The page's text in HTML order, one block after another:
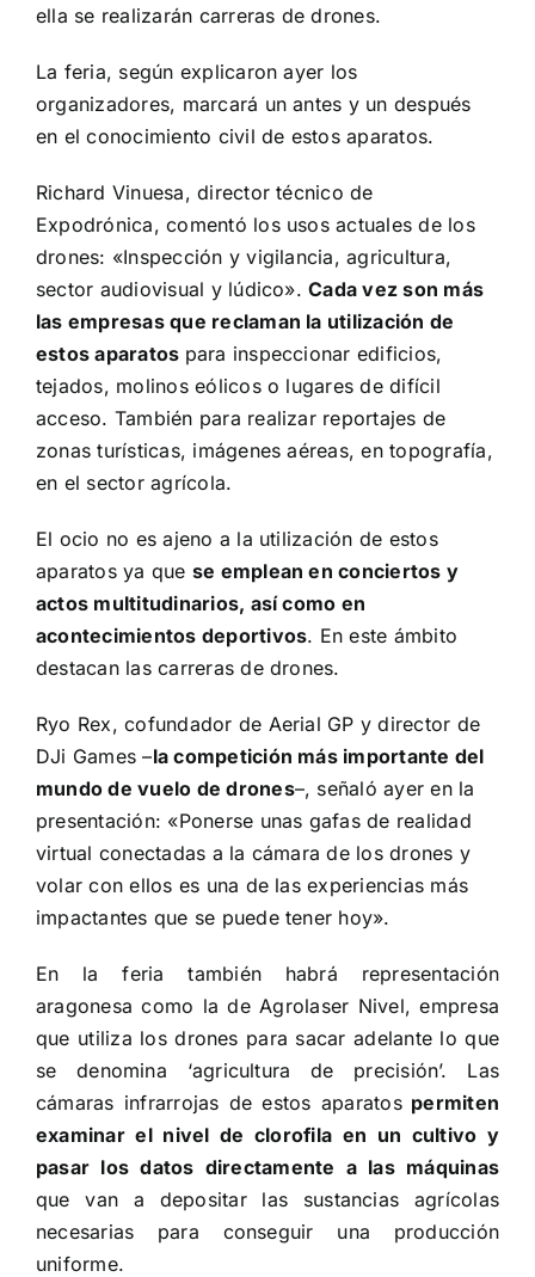
ella se realizarán carreras de drones.
La feria, según explicaron ayer los
organizadores, marcará un antes y un después
en el conocimiento civil de estos aparatos.
Richard Vinuesa, director técnico de
Expodrónica, comentó los usos actuales de los
drones: «Inspección y vigilancia, agricultura,
sector audiovisual y lúdico».Cada vez son más
las empresas que reclaman la utilización de
estos aparatos para inspeccionar edificios,
tejados, molinos eólicos o lugares de difícil
acceso. También para realizar reportajes de
zonas turísticas, imágenes aéreas, en topografía,
en el sector agrícola.
El ocio no es ajeno a la utilización de estos
aparatos ya que se emplean en conciertos y
actos multitudinarios, así como en
acontecimientos deportivos. En este ámbito
destacan las carreras de drones.
Ryo Rex, cofundador de Aerial GP y director de
DJi Games –la competición más importante del
mundo de vuelo de drones–, señaló ayer en la
presentación: «Ponerse unas gafas de realidad
virtual conectadas a la cámara de los drones y
volar con ellos es una de las experiencias más
impactantes que se puede tener hoy».
En la feria también habrá representación
aragonesa como la de Agrolaser Nivel, empresa
que utiliza los drones para sacar adelante lo que
se denomina ‘agricultura de precisión’. Las
cámaras infrarrojas de estos aparatospermiten
examinar el nivel de clorofila en un cultivo y
pasar los datos directamente a las máquinas
que van a depositar las sustancias agrícolas
necesarias para conseguir una producción
uniforme.